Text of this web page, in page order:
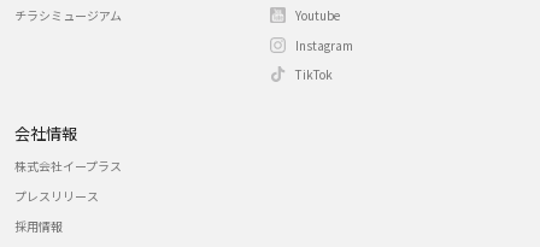
チラシミュージアム
Youtube
Instagram
TikTok
会社情報
株式会社イープラス
プレスリリース
採用情報